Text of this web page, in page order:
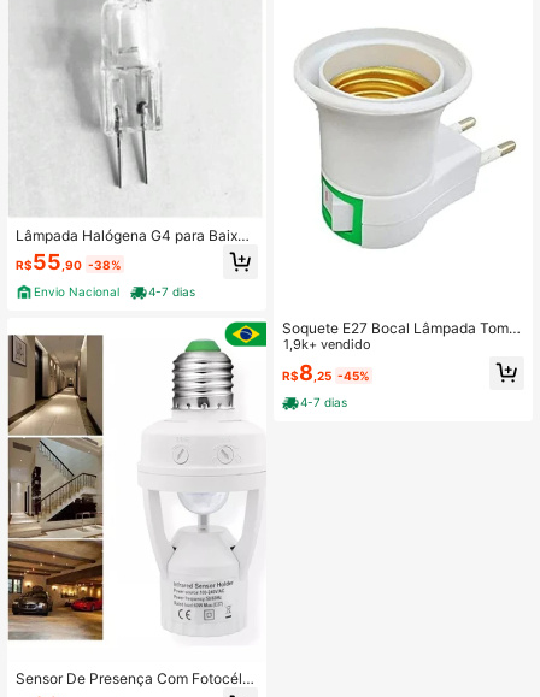
Lâmpada Halógena G4 para Baixa
Tensão
R$55 ,90 -38%
Envio Nacional
4-7 dias
Sensor De Presença Com Fotocélul
Soquete E27 Bocal Lâmpada Toma
da Chave Liga Desliga tomada
1,9k+ vendido
R$8 ,25 -45%
4-7 dias